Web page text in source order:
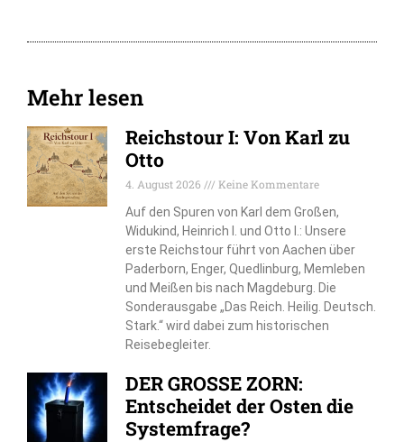
Mehr lesen
Reichstour I: Von Karl zu
Otto
4. August 2026
Keine Kommentare
Auf den Spuren von Karl dem Großen,
Widukind, Heinrich I. und Otto I.: Unsere
erste Reichstour führt von Aachen über
Paderborn, Enger, Quedlinburg, Memleben
und Meißen bis nach Magdeburg. Die
Sonderausgabe „Das Reich. Heilig. Deutsch.
Stark.“ wird dabei zum historischen
Reisebegleiter.
DER GROSSE ZORN:
Entscheidet der Osten die
Systemfrage?